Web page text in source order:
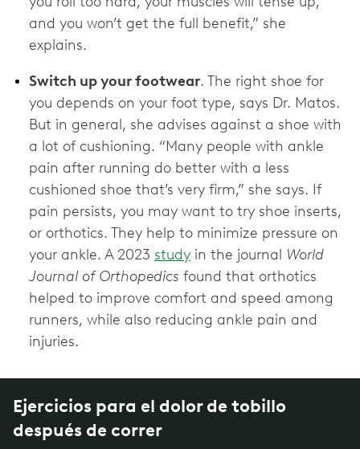
and you won’t get the full benefit,” she
explains.
Switch up your footwear. The right shoe for
you depends on your foot type, says Dr. Matos.
But in general, she advises against a shoe with
a lot of cushioning. “Many people with ankle
pain after running do better with a less
cushioned shoe that’s very firm,” she says. If
pain persists, you may want to try shoe inserts,
or orthotics. They help to minimize pressure on
your ankle. A 2023 study in the journal World
Journal of Orthopedics found that orthotics
helped to improve comfort and speed among
runners, while also reducing ankle pain and
injuries.
Ejercicios para el dolor de tobillo
después de correr